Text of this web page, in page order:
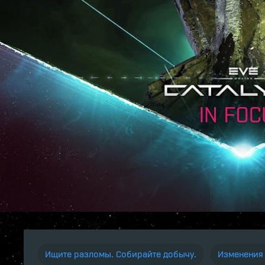
Ищите разломы. Собирайте добычу.